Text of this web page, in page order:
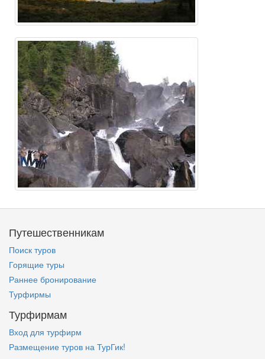
Путешественникам
Поиск туров
Горящие туры
Раннее бронирование
Турфирмы
Турфирмам
Вход для турфирм
Размещение туров на ТурГик!